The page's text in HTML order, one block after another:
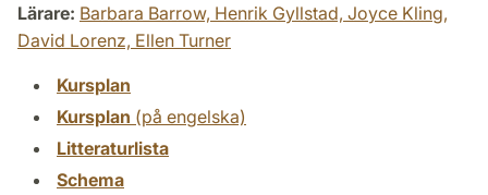
Lärare: Barbara Barrow, Henrik Gyllstad, Joyce Kling,
David Lorenz, Ellen Turner
Kursplan
Kursplan (på engelska)
Litteraturlista
Schema